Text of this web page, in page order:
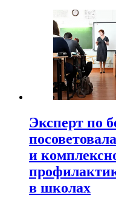
Эксперт по
и
в школах